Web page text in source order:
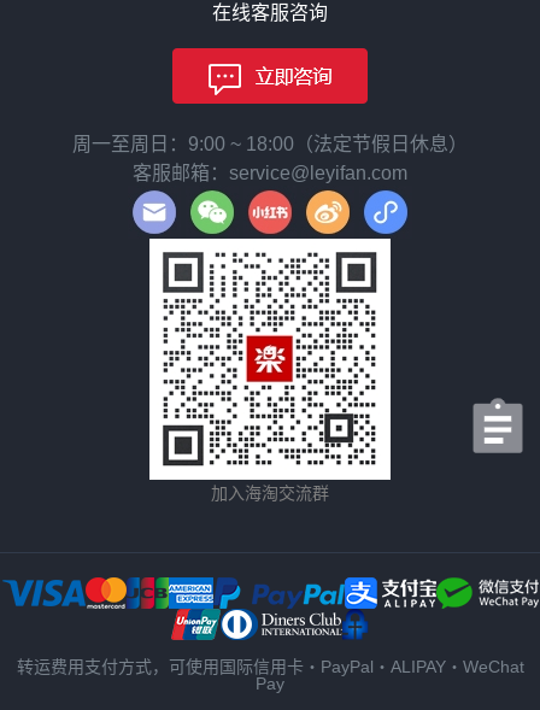
在线客服咨询
周一至周日：9:00 ~ 18:00（法定节假日休息）
客服邮箱：service@leyifan.com
加入海淘交流群
转运费用支付方式，可使用国际信用卡・PayPal・ALIPAY・WeChat
Pay